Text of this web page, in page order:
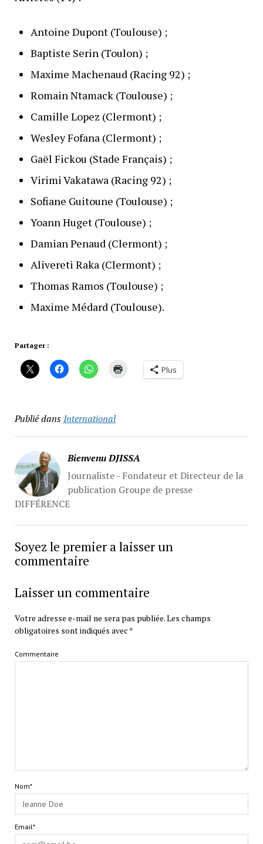
Antoine Dupont (Toulouse) ;
Baptiste Serin (Toulon) ;
Maxime Machenaud (Racing 92) ;
Romain Ntamack (Toulouse) ;
Camille Lopez (Clermont) ;
Wesley Fofana (Clermont) ;
Gaël Fickou (Stade Français) ;
Virimi Vakatawa (Racing 92) ;
Sofiane Guitoune (Toulouse) ;
Yoann Huget (Toulouse) ;
Damian Penaud (Clermont) ;
Alivereti Raka (Clermont) ;
Thomas Ramos (Toulouse) ;
Maxime Médard (Toulouse).
Partager :
Plus
Publié dansInternational
Bienvenu DJISSA
Journaliste - Fondateur et Directeur de la
publication Groupe de presse
DIFFÉRENCE
Soyez le premier a laisser un
commentaire
Laisser un commentaire
Votre adresse e-mail ne sera pas publiée.Les champs
obligatoires sont indiqués avec *
Commentaire
Nom*
Email*